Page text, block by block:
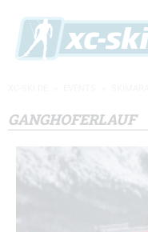
GANGHOFERLAUF